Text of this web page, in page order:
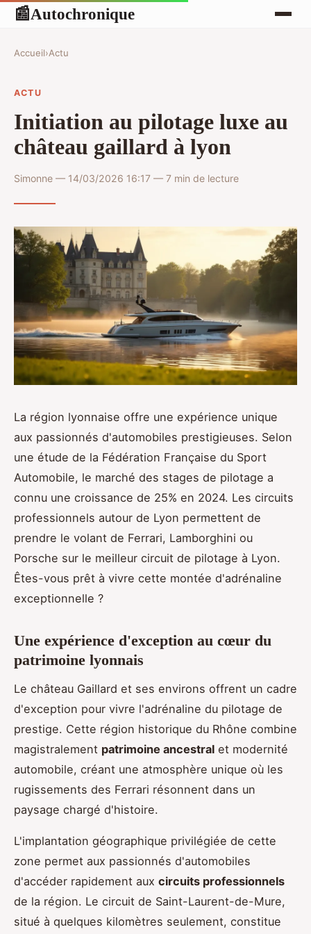
📰Autochronique
Accueil›Actu
ACTU
Initiation au pilotage luxe au
château gaillard à lyon
Simonne — 14/03/2026 16:17 — 7 min de lecture
La région lyonnaise offre une expérience unique
aux passionnés d'automobiles prestigieuses. Selon
une étude de la Fédération Française du Sport
Automobile, le marché des stages de pilotage a
connu une croissance de 25% en 2024. Les circuits
professionnels autour de Lyon permettent de
prendre le volant de Ferrari, Lamborghini ou
Porsche sur le meilleur circuit de pilotage à Lyon.
Êtes-vous prêt à vivre cette montée d'adrénaline
exceptionnelle ?
Une expérience d'exception au cœur du
patrimoine lyonnais
Le château Gaillard et ses environs offrent un cadre
d'exception pour vivre l'adrénaline du pilotage de
prestige. Cette région historique du Rhône combine
magistralement patrimoine ancestral et modernité
automobile, créant une atmosphère unique où les
rugissements des Ferrari résonnent dans un
paysage chargé d'histoire.
L'implantation géographique privilégiée de cette
zone permet aux passionnés d'automobiles
d'accéder rapidement aux circuits professionnels
de la région. Le circuit de Saint-Laurent-de-Mure,
situé à quelques kilomètres seulement, constitue